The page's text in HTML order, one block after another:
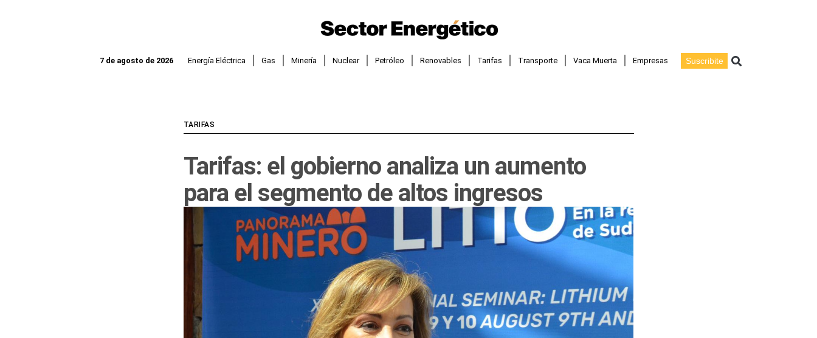
7 de agosto de 2026 Energía Eléctrica Gas Minería Nuclear Petróleo Renovables Tarifas Transporte Vaca Muerta Empresas Suscribite Buscar
TARIFAS
Tarifas: el gobierno analiza un aumento
para el segmento de altos ingresos